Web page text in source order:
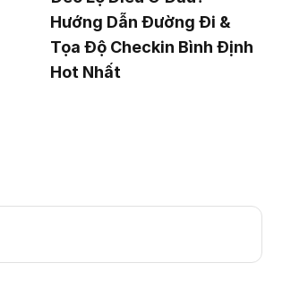
Hướng Dẫn Đường Đi &
Tọa Độ Checkin Bình Định
Hot Nhất